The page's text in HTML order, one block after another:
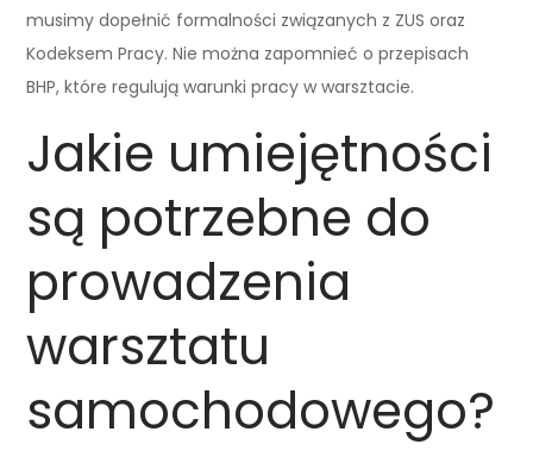
musimy dopełnić formalności związanych z ZUS oraz
Kodeksem Pracy. Nie można zapomnieć o przepisach
BHP, które regulują warunki pracy w warsztacie.
Jakie umiejętności
są potrzebne do
prowadzenia
warsztatu
samochodowego?